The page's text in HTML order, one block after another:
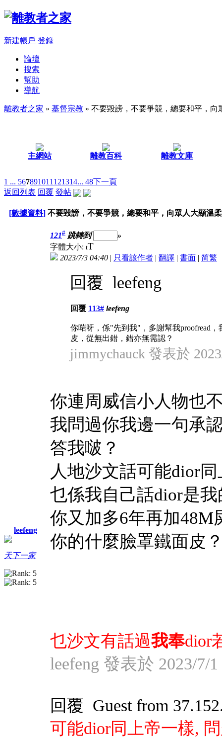
新建帳戶 登錄
論壇
搜索
幫助
導航
離教者之家 » 基督宗教 » 不要毀謗，不要爭競，總要和平，向
主網站 離教百科 離教文庫
1 ... 567891011 121314... 48下一頁
返回列表 回覆 發帖
[數據資料] 不要毀謗，不要爭競，總要和平，向眾人大顯溫
leefeng
天下一家
121# 跳轉到
»
字體大小: tT
2023/7/3 04:40 | 只看該作者 | 翻譯 | 書面 | 简繁
回覆 leefeng
回覆 113# leefeng
你啱呀，係"先到我"，多謝幫我proofread
皮，從無出錯，錯亦無需認？
jimmychauck 發表於
你連周威信小人物也
我問過你我邊一句承
答我啵？
人地沙文話可能dior
乜係我自己話dior是
你又加多6年再加48M
你的什麼臉罩鐵面皮
乜沙文有話過我奉dior
leefeng 發表於 2023/7/1
回覆 Guest from
可能dior同上帝一樣,